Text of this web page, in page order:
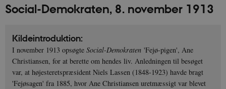
Social-Demokraten, 8. november 1913
Kildeintroduktion:
I november 1913 opsøgteSocial-Demokraten 'Fejø-pigen', Ane
Christiansen, for at berette om hendes liv. Anledningen til besøget
var, at højesteretspræsident Niels Lassen (1848-1923) havde bragt
'Fejøsagen' fra 1885, hvor Ane Christiansen uretmæssigt var blevet